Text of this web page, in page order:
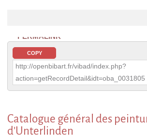
PERMALINK
COPY
http://openbibart.fr/vibad/index.php?
action=getRecordDetail&idt=oba_0031805
Catalogue général des
d'Unterlinden